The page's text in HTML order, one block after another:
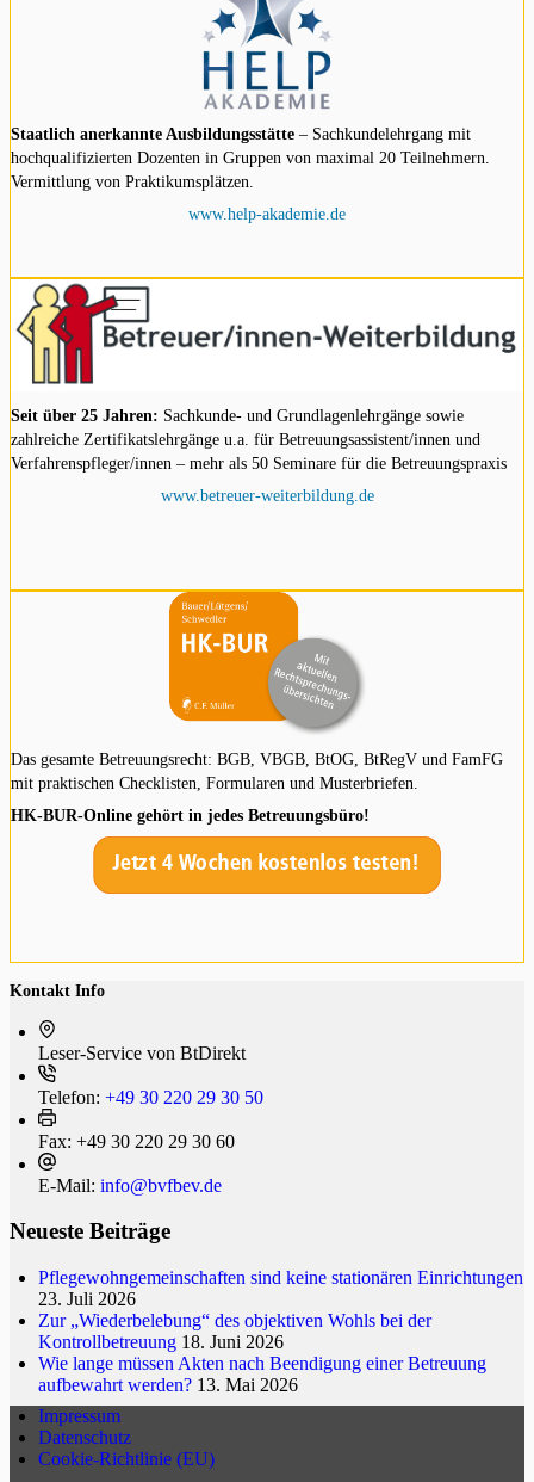
Staatlich anerkannte Ausbildungsstätte – Sachkundelehrgang mit
hochqualifizierten Dozenten in Gruppen von maximal 20 Teilnehmern.
Vermittlung von Praktikumsplätzen.
www.help-akademie.de
Seit über 25 Jahren: Sachkunde- und Grundlagenlehrgänge sowie
zahlreiche Zertifikatslehrgänge u.a. für Betreuungsassistent/innen und
Verfahrenspfleger/innen – mehr als 50 Seminare für die Betreuungspraxis
www.betreuer-weiterbildung.de
Das gesamte Betreuungsrecht: BGB, VBGB, BtOG, BtRegV und FamFG
mit praktischen Checklisten, Formularen und Musterbriefen.
HK-BUR-Online gehört in jedes Betreuungsbüro!
Kontakt Info
Leser-Service von BtDi­rekt
Telefon: +49 30 220 29 30 50
Fax: +49 30 220 29 30 60
E-Mail: info@bvfbev.de
Neueste Beiträge
Pflegewohngemeinschaften sind keine stationären Einrichtungen
23. Juli 2026
Zur „Wiederbelebung“ des objektiven Wohls bei der
Kontrollbetreuung 18. Juni 2026
Wie lange müssen Akten nach Beendigung einer Betreuung
aufbewahrt werden? 13. Mai 2026
Impressum
Datenschutz
Cookie-Richtlinie (EU)